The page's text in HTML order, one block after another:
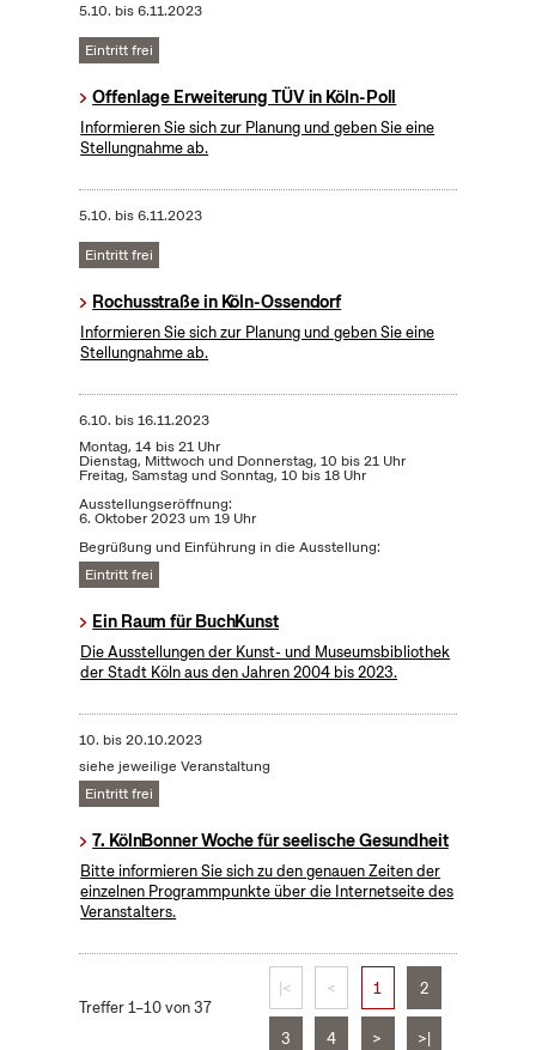
5.10. bis6.11.2023
Eintritt frei
Offenlage Erweiterung TÜV in Köln-Poll
Informieren Sie sich zur Planung und geben Sie eine
Stellungnahme ab.
5.10. bis6.11.2023
Eintritt frei
Rochusstraße in Köln-Ossendorf
Informieren Sie sich zur Planung und geben Sie eine
Stellungnahme ab.
6.10. bis16.11.2023
Montag, 14 bis 21 Uhr
Dienstag, Mittwoch und Donnerstag, 10 bis 21 Uhr
Freitag, Samstag und Sonntag, 10 bis 18 Uhr
Ausstellungseröffnung:
6. Oktober 2023 um 19 Uhr
Begrüßung und Einführung in die Ausstellung:
Eintritt frei
Ein Raum für BuchKunst
Die Ausstellungen der Kunst- und Museumsbibliothek
der Stadt Köln aus den Jahren 2004 bis 2023.
10. bis20.10.2023
siehe jeweilige Veranstaltung
Eintritt frei
7. KölnBonner Woche für seelische Gesundheit
Bitte informieren Sie sich zu den genauen Zeiten der
einzelnen Programmpunkte über die Internetseite des
Veranstalters.
Treffer 1–10 von 37
|< < 1 2
3 4 > >|